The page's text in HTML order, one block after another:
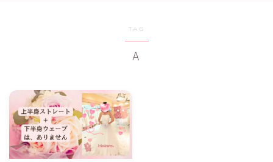
お申し込み
TAG
A